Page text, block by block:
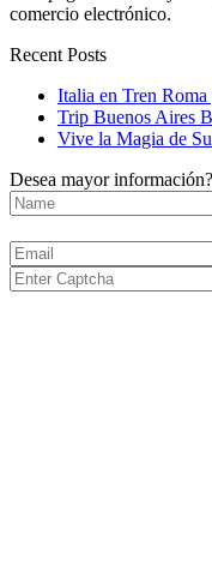
comercio electrónico.
Recent Posts
Italia en Tren
Trip Buenos Aires
Vive la Magia de
Desea mayor información?